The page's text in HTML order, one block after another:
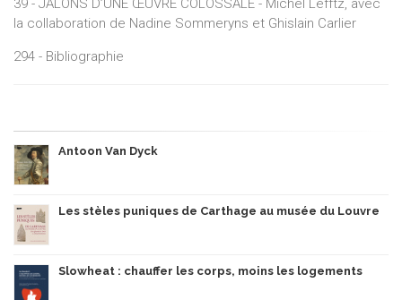
39 - JALONS D’UNE ŒUVRE COLOSSALE - Michel Lefftz, avec
la collaboration de Nadine Sommeryns et Ghislain Carlier
294 - Bibliographie
Antoon Van Dyck
Les stèles puniques de Carthage au musée du Louvre
Slowheat : chauffer les corps, moins les logements